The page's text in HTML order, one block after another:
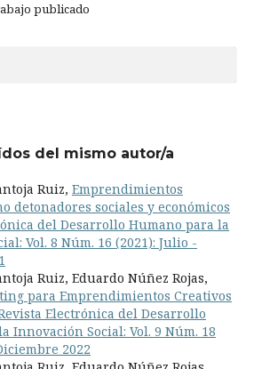
publicado
del mismo autor/a
Ruiz, Emprendimientos
detonadores sociales y económicos
del Desarrollo Humano para la
Vol. 8 Núm. 16 (2021): Julio -
Ruiz, Eduardo Núñez Rojas,
para Emprendimientos Creativos
Electrónica del Desarrollo
Innovación Social: Vol. 9 Núm. 18
2022